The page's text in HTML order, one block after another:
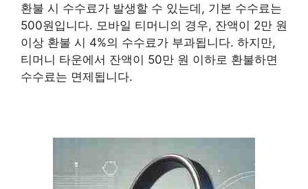
환불 시 수수료가 발생할 수 있는데, 기본 수수료는
500원입니다. 모바일 티머니의 경우, 잔액이 2만 원
이상 환불 시 4%의 수수료가 부과됩니다. 하지만,
티머니 타운에서 잔액이 50만 원 이하로 환불하면
수수료는 면제됩니다.